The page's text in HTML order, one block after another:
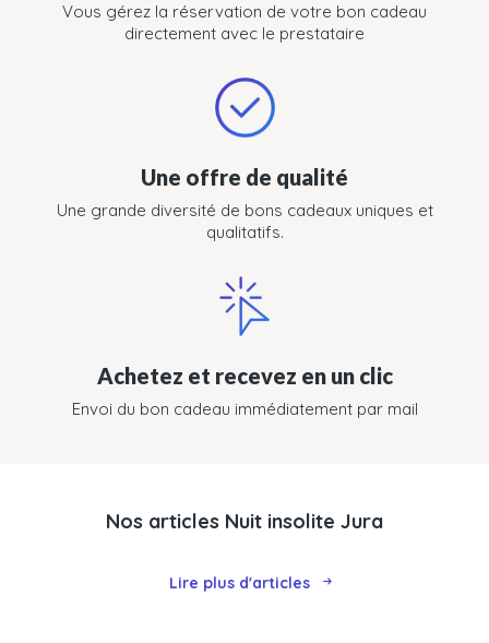
Vous gérez la réservation de votre bon cadeau
directement avec le prestataire
Une offre de qualité
Une grande diversité de bons cadeaux uniques et
qualitatifs.
Achetez et recevez en un clic
Envoi du bon cadeau immédiatement par mail
Nos articles Nuit insolite Jura
Lire plus d'articles